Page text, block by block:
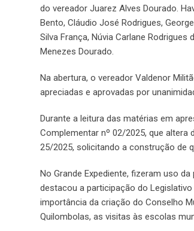
do vereador Juarez Alves Dourado.
Bento, Cláudio José Rodrigues,
Silva França, Núvia Carlane Rodrigues
Menezes Dourado.
Na abertura, o vereador Valdenor
apreciadas e aprovadas por
Durante a leitura das matérias em
Complementar nº 02/2025, que altera
25/2025, solicitando a construção de
No Grande Expediente, fizeram uso
destacou a participação do
importância da criação do Conselho
Quilombolas, as visitas às escolas